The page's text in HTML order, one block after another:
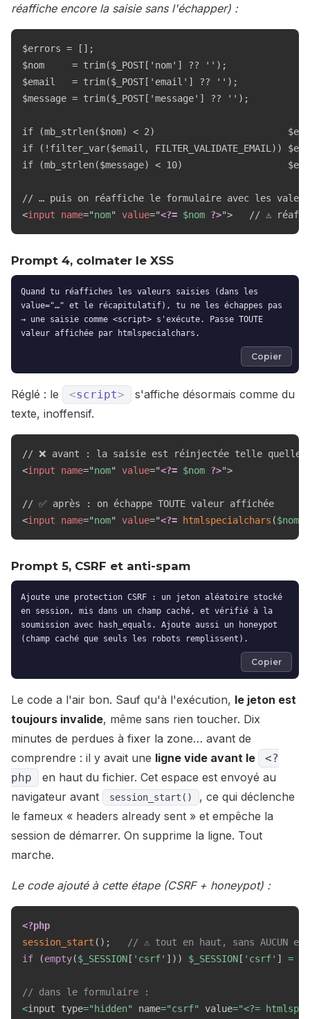
réaffiche encore la saisie sans l'échapper) :
$errors = [];
$nom     = trim($_POST['nom'] ?? '');
$email   = trim($_POST['email'] ?? '');
$message = trim($_POST['message'] ?? '');
if (mb_strlen($nom) < 2)
if (!filter_var($email, FILTER_VALIDATE_EMAIL))
if (mb_strlen($message) < 10)
<input name="nom" value="<?= $nom ?>">
// ⚠️
Prompt 4, colmater le XSS
Quand tu réaffiches les valeurs saisies (dans les
value="…" et le récapitulatif), tu ne les échappes pas
→ une saisie comme <script> s'exécute. Passe TOUTE
valeur affichée par htmlspecialchars.
Copier
Réglé : le <script>
s'affiche désormais comme du
texte, inoffensif.
<input name="nom" value="<?= $nom ?>">
<input name="nom" value="<?= htmlspecialchars ($nom
Prompt 5, CSRF et anti-spam
Ajoute une protection CSRF : un jeton aléatoire stocké
en session, mis dans un champ caché, et vérifié à la
soumission avec hash_equals. Ajoute aussi un honeypot
(champ caché que seuls les robots remplissent).
Copier
Le code a l'air bon. Sauf qu'à l'exécution, le jeton est
toujours invalide, même sans rien toucher. Dix
minutes de perdues à fixer la zone… avant de
comprendre : il y avait une ligne vide avant le
<?
php
en haut du fichier. Cet espace est envoyé au
navigateur avant
session_start()
, ce qui déclenche
le fameux « headers already sent » et empêche la
session de démarrer. On supprime la ligne. Tout
marche.
Le code ajouté à cette étape (CSRF + honeypot) :
<?php
session_start ( ) ;
// ⚠️ tout en haut, sans AUCUN
if
(empty($_SESSION [ 'csrf' ] ) ) $_SESSION [ 'csrf' ] =
// dans le formulaire :
<input type="hidden" name="csrf" value="<?=